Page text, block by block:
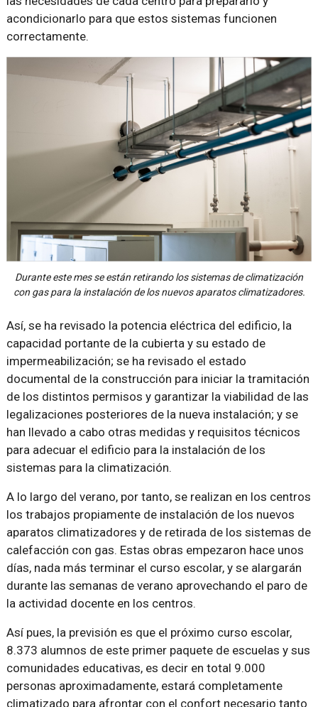
acondicionarlo para que estos sistemas funcionen
correctamente.
Durante este mes se están retirando los sistemas de climatización
con gas para la instalación de los nuevos aparatos climatizadores.
Así, se ha revisado la potencia eléctrica del edificio, la
capacidad portante de la cubierta y su estado de
impermeabilización; se ha revisado el estado
documental de la construcción para iniciar la tramitación
de los distintos permisos y garantizar la viabilidad de las
legalizaciones posteriores de la nueva instalación; y se
han llevado a cabo otras medidas y requisitos técnicos
para adecuar el edificio para la instalación de los
sistemas para la climatización.
A lo largo del verano, por tanto, se realizan en los centros
los trabajos propiamente de instalación de los nuevos
aparatos climatizadores y de retirada de los sistemas de
calefacción con gas. Estas obras empezaron hace unos
días, nada más terminar el curso escolar, y se alargarán
durante las semanas de verano aprovechando el paro de
la actividad docente en los centros.
Así pues, la previsión es que el próximo curso escolar,
8.373 alumnos de este primer paquete de escuelas y sus
comunidades educativas, es decir en total 9.000
personas aproximadamente, estará completamente
climatizado para afrontar con el confort necesario tanto